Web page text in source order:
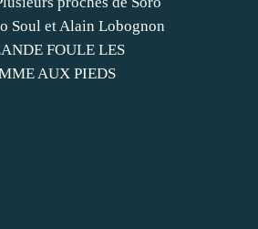
Soul et Alain Lobognon
FOULE LES
AUX PIEDS